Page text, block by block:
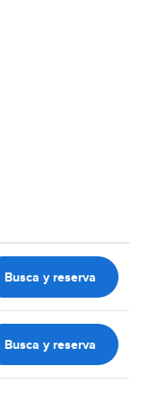
Busca y reserva
Busca y reserva